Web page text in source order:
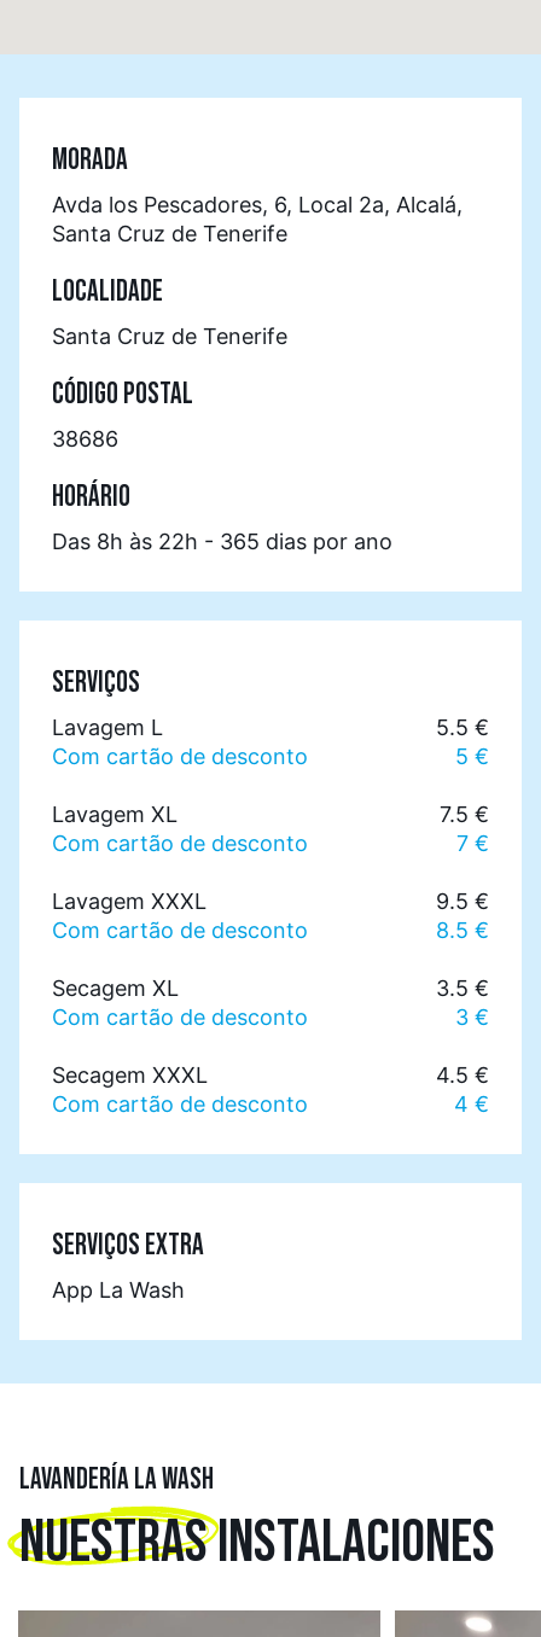
MORADA
Avda los Pescadores, 6, Local 2a, Alcalá,
Santa Cruz de Tenerife
LOCALIDADE
Santa Cruz de Tenerife
CÓDIGO POSTAL
38686
HORÁRIO
Das 8h às 22h - 365 dias por ano
SERVIÇOS
Lavagem L
5.5 €
Com cartão de desconto
5 €
Lavagem XL
7.5 €
Com cartão de desconto
7 €
Lavagem XXXL
9.5 €
Com cartão de desconto
8.5 €
Secagem XL
3.5 €
Com cartão de desconto
3 €
Secagem XXXL
4.5 €
Com cartão de desconto
4 €
SERVIÇOS EXTRA
App La Wash
LAVANDERÍA LA WASH
NUESTRASINSTALACIONES